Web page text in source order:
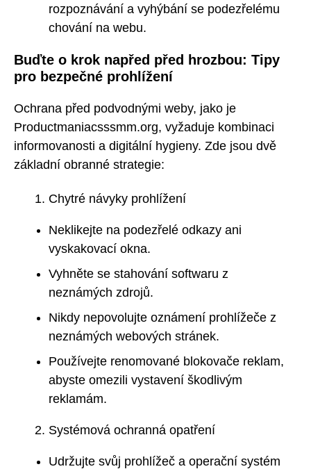
rozpoznávání a vyhýbání se podezřelému
chování na webu.
Buďte o krok napřed před hrozbou: Tipy
pro bezpečné prohlížení
Ochrana před podvodnými weby, jako je
Productmaniacsssmm.org, vyžaduje kombinaci
informovanosti a digitální hygieny. Zde jsou dvě
základní obranné strategie:
Chytré návyky prohlížení
Neklikejte na podezřelé odkazy ani
vyskakovací okna.
Vyhněte se stahování softwaru z
neznámých zdrojů.
Nikdy nepovolujte oznámení prohlížeče z
neznámých webových stránek.
Používejte renomované blokovače reklam,
abyste omezili vystavení škodlivým
reklamám.
Systémová ochranná opatření
Udržujte svůj prohlížeč a operační systém